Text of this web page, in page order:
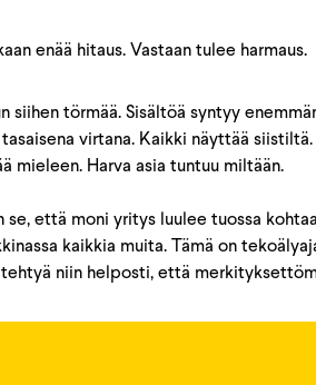
enää hitaus. Vastaan tulee harmaus.
siihen törmää. Sisältöä syntyy
virtana. Kaikki näyttää
mieleen. Harva asia tuntuu miltään.
että moni yritys luulee tuossa
kaikkia muita. Tämä on
niin helposti, että